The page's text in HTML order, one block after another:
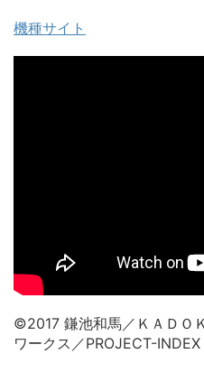
機種サイト
©2017 鎌池和馬／ＫＡＤＯ
ワークス／PROJECT-